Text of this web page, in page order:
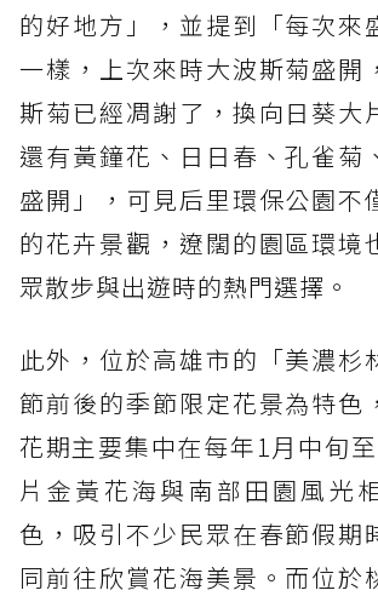
的好地方」，並提到「每次來
一樣，上次來時大波斯菊盛開
斯菊已經凋謝了，換向日葵大
還有黃鐘花、日日春、孔雀菊
盛開」，可見后里環保公園不
的花卉景觀，遼闊的園區環境
眾散步與出遊時的熱門選擇。
此外，位於高雄市的「美濃杉
節前後的季節限定花景為特色
花期主要集中在每年1月中旬
片金黃花海與南部田園風光
色，吸引不少民眾在春節假期
同前往欣賞花海美景。而位於